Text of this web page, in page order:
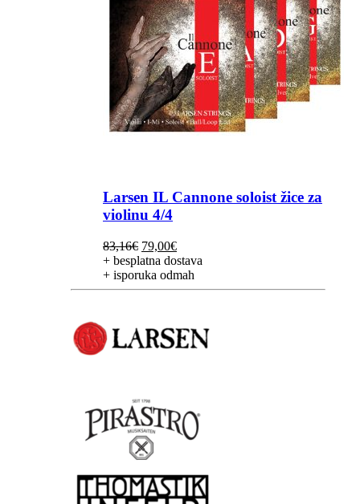
Larsen IL Cannone soloist žice za
violinu 4/4
83,16€ Izvorna
cijena
bila
je:
79,00€Trenutna
cijena
je:
79,00€.
+ besplatna dostava
+ isporuka odmah